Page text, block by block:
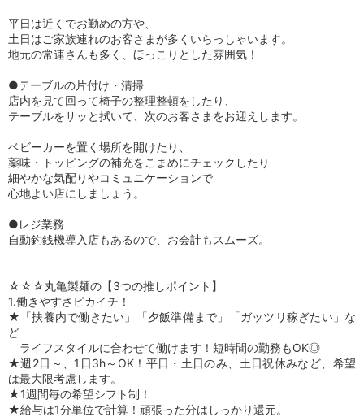
平日は近くでお勤めの方や、
土日はご家族連れのお客さまが多くいらっしゃいます。
地元の常連さんも多く、ほっこりとした雰囲気！
●テーブルの片付け・清掃
店内を見て回って椅子の整理整頓をしたり、
テーブルをサッと拭いて、次のお客さまをお迎えします。
ベビーカーを置く場所を開けたり、
薬味・トッピングの補充をこまめにチェックしたり
細やかな気配りやコミュニケーションで
心地よい店にしましょう。
●レジ業務
自動釣銭機導入店もあるので、お会計もスムーズ。
☆☆☆丸亀製麺の【3つの推しポイント】
1.働きやすさピカイチ！
★「扶養内で働きたい」「夕飯準備まで」「ガッツリ稼ぎたい」な
ど
ライフスタイルに合わせて働けます！短時間の勤務もOK◎
★週2日～、1日3h～OK！平日・土日のみ、土日祝休みなど、希望
は最大限考慮します。
★1週間毎の希望シフト制！
★給与は1分単位で計算！頑張った分はしっかり還元。